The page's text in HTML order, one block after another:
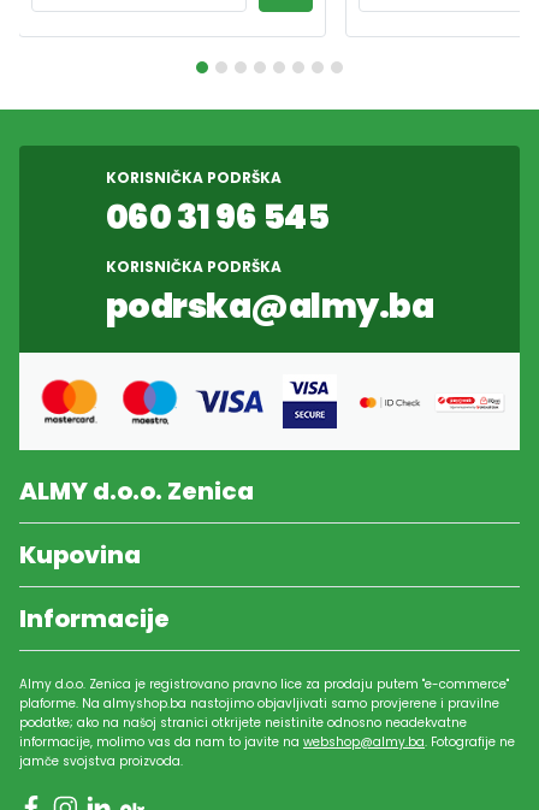
KORISNIČKA PODRŠKA
060 31 96 545
KORISNIČKA PODRŠKA
podrska@almy.ba
ALMY d.o.o. Zenica
Kupovina
Informacije
Almy d.o.o. Zenica je registrovano pravno lice za prodaju putem "e-commerce"
plaforme. Na almyshop.ba nastojimo objavljivati samo provjerene i pravilne
podatke; ako na našoj stranici otkrijete neistinite odnosno neadekvatne
informacije, molimo vas da nam to javite na webshop@almy.ba. Fotografije ne
jamče svojstva proizvoda.